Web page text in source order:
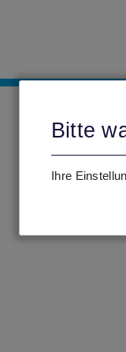
Bitte
Ihre